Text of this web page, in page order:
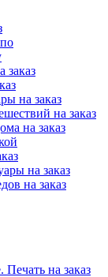
заказ
на заказ
на заказ
на заказ
на заказ
на заказ
на заказ